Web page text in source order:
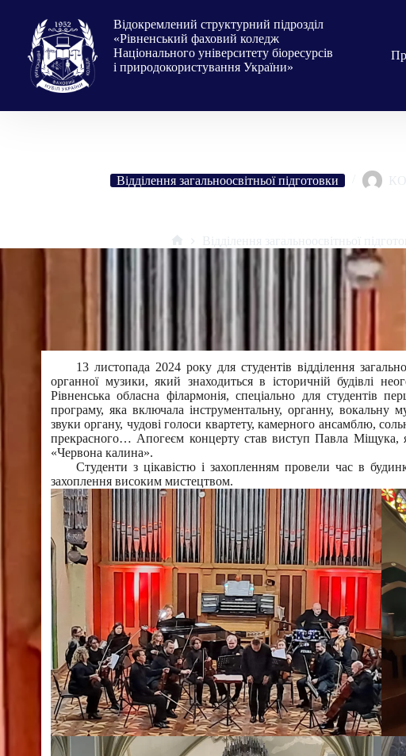
вмісту
Відокремлений структурний підрозділ
«Рівненський фаховий коледж
Національного університету біоресурсів
і природокористування України»
Відділення загальноосвітньої підготовки
Відділення загальноосвітньої
13 листопада 2024 року для студентів відділення
органної музики, який знаходиться в історичній будівлі
Рівненська обласна філармонія, спеціально для студентів
програму, яка включала інструментальну, органну, вокальну
звуки органу, чудові голоси квартету, камерного ансамблю,
прекрасного… Апогеєм концерту став виступ Павла Міщука,
«Червона калина».
Студенти з цікавістю і захопленням провели час в
захоплення високим мистецтвом.